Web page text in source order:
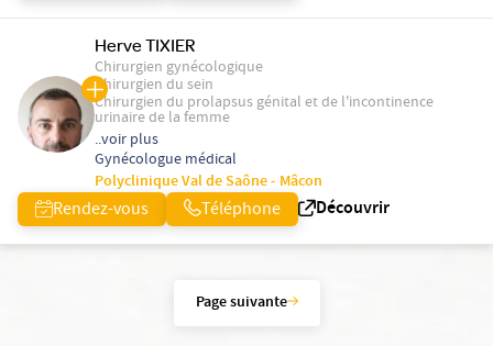
Herve TIXIER
Chirurgien gynécologique
Chirurgien du sein
Chirurgien du prolapsus génital et de l'incontinence
urinaire de la femme
..voir plus
Gynécologue médical
Polyclinique Val de Saône - Mâcon
Rendez-vous Téléphone Découvrir
Page suivante